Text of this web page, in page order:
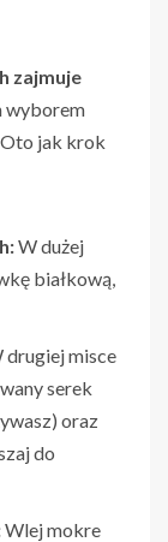
zajmuje
wyborem
jak krok
W dużej
białkową,
drugiej misce
serek
oraz
do
Wlej mokre